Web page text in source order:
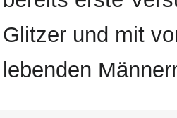
Glitzer und mit
lebenden